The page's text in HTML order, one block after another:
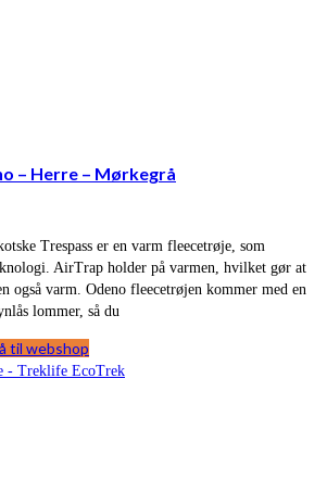
– Herre – Mørkegrå
Trespass er en varm fleecetrøje, som
AirTrap holder på varmen, hvilket gør at
også varm. Odeno fleecetrøjen kommer med en
lommer, så du
til webshop